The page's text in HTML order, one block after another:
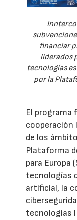
financiar
liderados
tecnologías
por la
El programa
cooperación
de los
Plataforma
para Europa
tecnologías
artificial, la
tecnologías